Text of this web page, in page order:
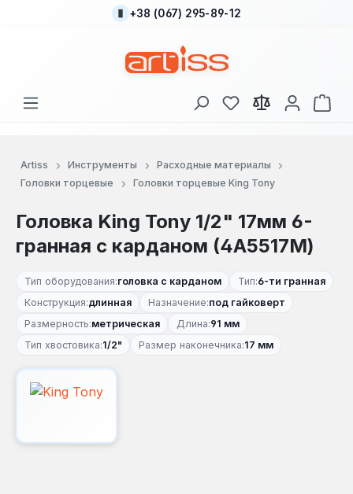
Перейти к основному содержанию
+38 (067) 295-89-12
У вас есть товары
В
Artiss Инструменты
Расходные материалы
Головки торцевые
Головки торцевые King Tony
Головка King Tony 1/2" 17мм 6-
гранная с карданом (4A5517M)
Тип оборудования:головка с карданом Тип:6-ти гранная
Конструкция:длинная Назначение:под гайковерт
Размерность:метрическая Длина:91 мм
Тип хвостовика:1/2" Размер наконечника:17 мм